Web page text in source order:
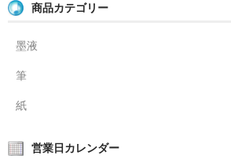
商品カテゴリー
墨液
筆
紙
営業日カレンダー